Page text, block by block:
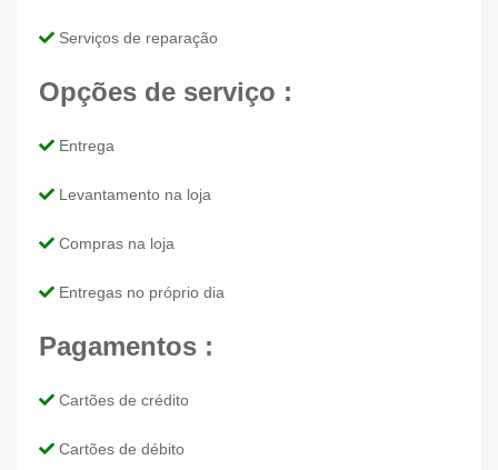
Serviços de reparação
Opções de serviço :
Entrega
Levantamento na loja
Compras na loja
Entregas no próprio dia
Pagamentos :
Cartões de crédito
Cartões de débito